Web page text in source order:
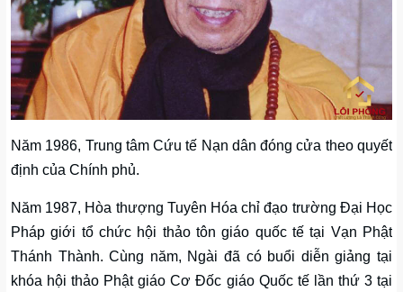
Năm 1986, Trung tâm Cứu tế Nạn dân đóng cửa theo quyết
định của Chính phủ.
Năm 1987, Hòa thượng Tuyên Hóa chỉ đạo trường Đại Học
Pháp giới tổ chức hội thảo tôn giáo quốc tế tại Vạn Phật
Thánh Thành. Cùng năm, Ngài đã có buổi diễn giảng tại
khóa hội thảo Phật giáo Cơ Đốc giáo Quốc tế lần thứ 3 tại